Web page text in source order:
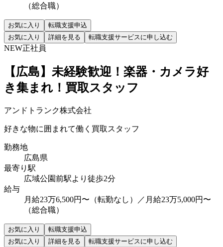
（総合職）
お気に入り
転職支援申込
お気に入り
詳細を見る 転職支援サービスに申し込む
NEW正社員
【広島】未経験歓迎！楽器・カメラ好
き集まれ！買取スタッフ
アンドトランク株式会社
好きな物に囲まれて働く買取スタッフ
勤務地
広島県
最寄り駅
広域公園前駅より徒歩2分
給与
月給23万6,500円〜（転勤なし）／月給23万5,000円〜
（総合職）
お気に入り
転職支援申込
お気に入り
詳細を見る 転職支援サービスに申し込む